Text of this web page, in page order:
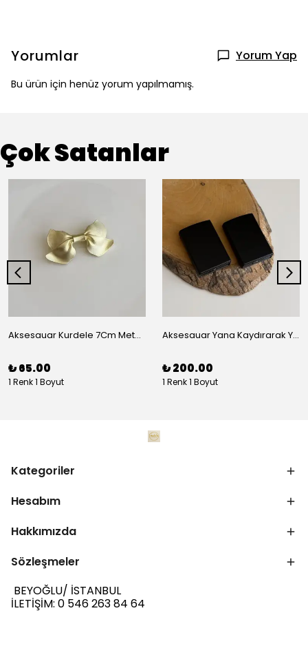
Yorumlar Yorum Yap
Bu ürün için henüz yorum yapılmamış.
Çok Satanlar
Aksesauar Kurdele 7Cm Metal Pens Toka
₺ 65.00
1 Renk 1 Boyut
Aksesauar Yana Kaydırarak Yanmalı Kum Siyah Çakmak
₺ 200.00
1 Renk 1 Boyut
Kategoriler
Hesabım
Hakkımızda
Sözleşmeler
BEYOĞLU/ İSTANBUL
İLETİŞİM: 0 546 263 84 64